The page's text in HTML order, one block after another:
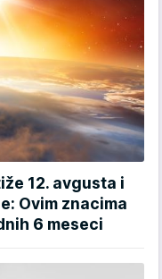
12. avgusta i
Ovim znacima
6 meseci